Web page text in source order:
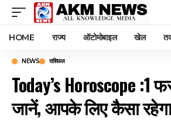
HOME राज्य ऑटोमोबाइल खेल
NEWS राशिफल
Today’s Horoscope :1
जानें, आपके लिए कैसा